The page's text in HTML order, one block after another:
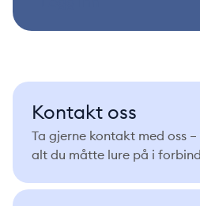
Kontakt oss
Ta gjerne kontakt med oss
alt du måtte lure på i